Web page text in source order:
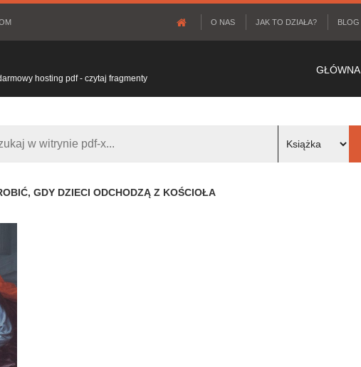
O NAS JAK TO DZIAŁA? BLOG
hosting pdf - czytaj fragmenty
GŁÓWNA
GDY DZIECI ODCHODZĄ Z KOŚCIOŁA